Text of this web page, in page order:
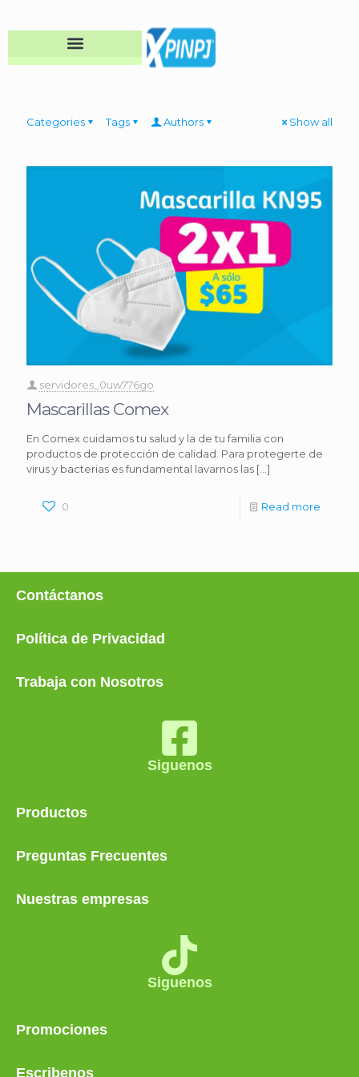
Categories Tags Authors Show all
servidores_0uw776go
Mascarillas Comex
En Comex cuidamos tu salud y la de tu familia con
productos de protección de calidad. Para protegerte de
virus y bacterias es fundamental lavarnos las […]
0 Read more
Contáctanos
Política de Privacidad
Trabaja con Nosotros
Siguenos
Productos
Preguntas Frecuentes
Nuestras empresas
Siguenos
Promociones
Escribenos